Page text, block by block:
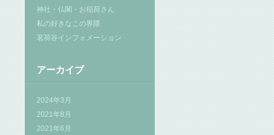
神社・仏閣・お稲荷さん
私の好きなこの界隈
茗荷谷インフォメーション
アーカイブ
2024年3月
2021年8月
2021年6月